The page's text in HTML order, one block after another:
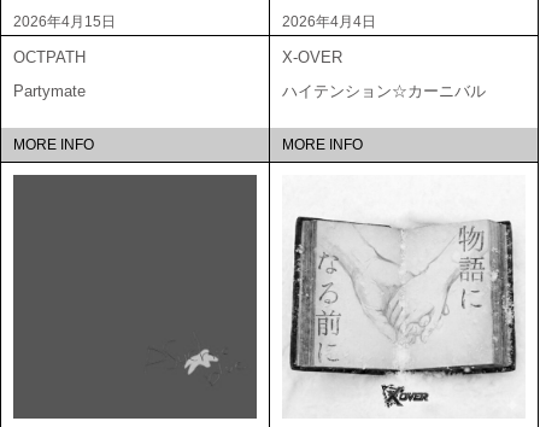
2026年4月15日
OCTPATH
Partymate
MORE INFO
2026年4月4日
X-OVER
ハイテンション☆カーニバル
MORE INFO